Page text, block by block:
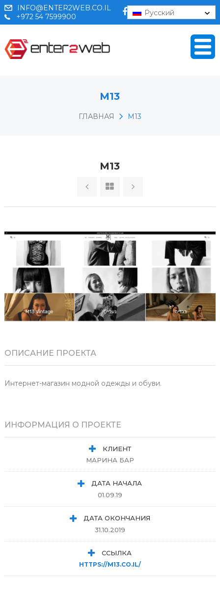
INFO@ENTER2WEB.CO.IL
+972 54 7599900
Русский
М13
ГЛАВНАЯ М13
М13
ОПИСАНИЕ ПРОЕКТА
Интернет-магазин модной одежды и обуви.
ИНФОРМАЦИЯ О ПРОЕКТЕ
КЛИЕНТ
МАРИНА БАР
ДАТА НАЧАЛА
01.09.19
ДАТА ОКОНЧАНИЯ
31.10.2019
ССЫЛКА
HTTPS://M13.CO.IL/